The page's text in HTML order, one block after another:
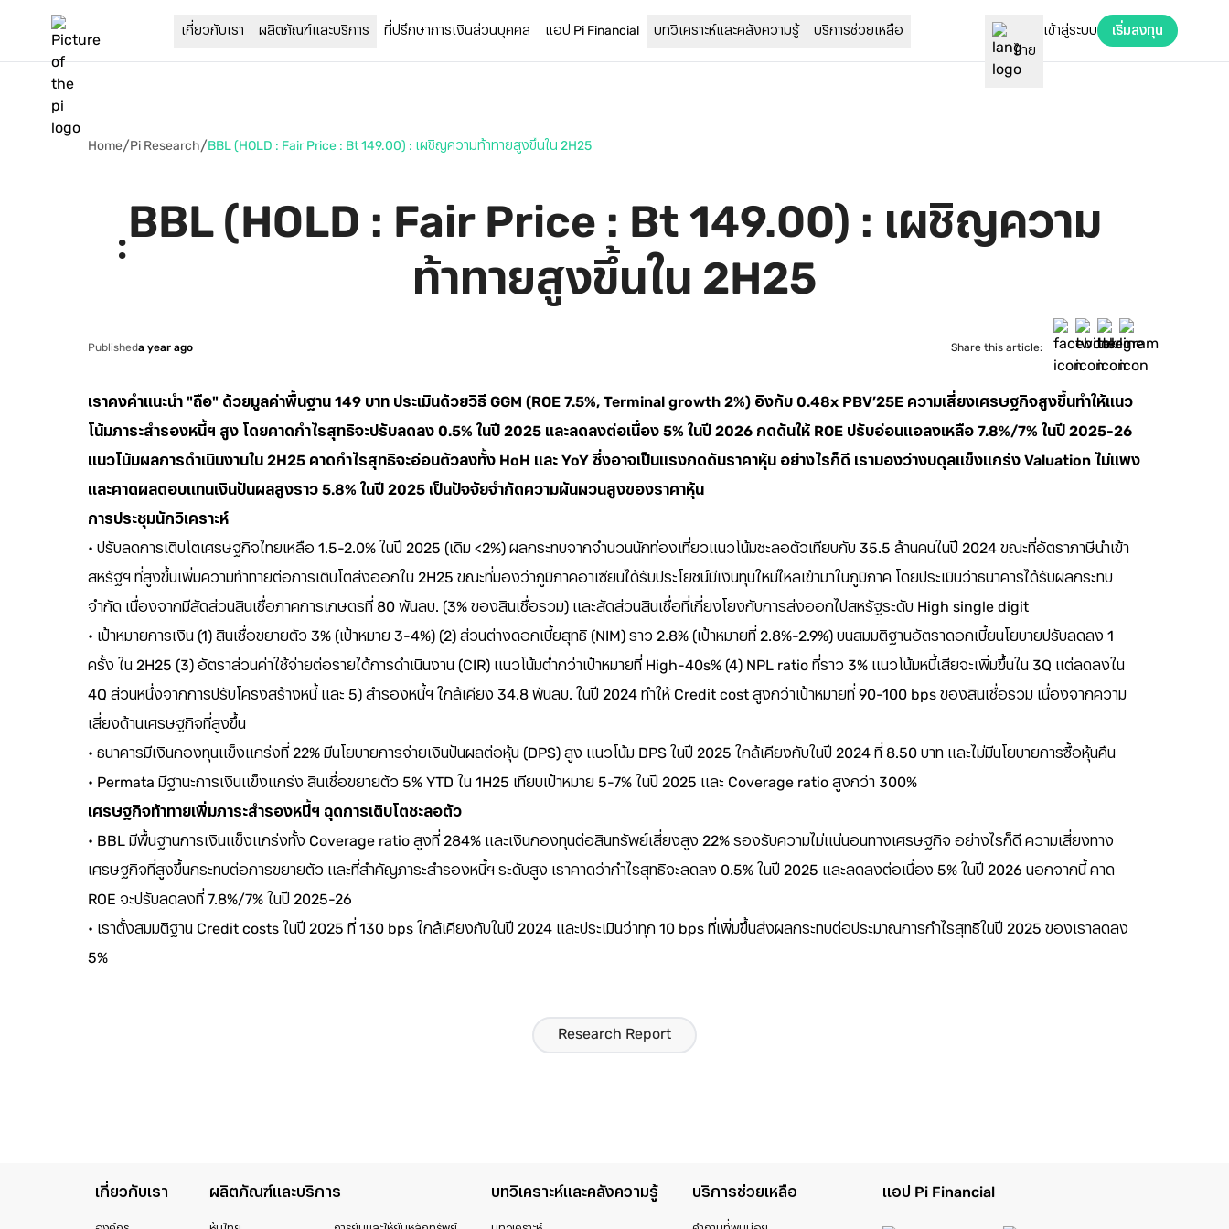
เกี่ยวกับเรา ผลิตภัณฑ์และบริการ ที่ปรึกษาการเงินส่วนบุคคล แอป Pi Financial บทวิเคราะห์และคลังความรู้
บริการช่วยเหลือ
ไทย
เข้าสู่ระบบ เริ่มลงทุน
Home/Pi Research/ฺฺBBL (HOLD : Fair Price : Bt 149.00) : เผชิญความท้าทายสูงขึ้นใน 2H25
ฺฺBBL (HOLD : Fair Price : Bt 149.00) : เผชิญความ
ท้าทายสูงขึ้นใน 2H25
Publisheda year ago Share this article:
เราคงคำแนะนำ "ถือ" ด้วยมูลค่าพื้นฐาน 149 บาท ประเมินด้วยวิธี GGM (ROE 7.5%, Terminal growth 2%) อิงกับ 0.48x PBV’25E ความเสี่ยงเศรษฐกิจสูงขึ้นทำให้แนว
โน้มภาระสำรองหนี้ฯ สูง โดยคาดกำไรสุทธิจะปรับลดลง 0.5% ในปี 2025 และลดลงต่อเนื่อง 5% ในปี 2026 กดดันให้ ROE ปรับอ่อนแอลงเหลือ 7.8%/7% ในปี 2025-26
แนวโน้มผลการดำเนินงานใน 2H25 คาดกำไรสุทธิจะอ่อนตัวลงทั้ง HoH และ YoY ซึ่งอาจเป็นแรงกดดันราคาหุ้น อย่างไรก็ดี เรามองว่างบดุลแข็งแกร่ง Valuation ไม่แพง
และคาดผลตอบแทนเงินปันผลสูงราว 5.8% ในปี 2025 เป็นปัจจัยจำกัดความผันผวนสูงของราคาหุ้น
การประชุมนักวิเคราะห์
• ปรับลดการเติบโตเศรษฐกิจไทยเหลือ 1.5-2.0% ในปี 2025 (เดิม <2%) ผลกระทบจากจำนวนนักท่องเที่ยวแนวโน้มชะลอตัวเทียบกับ 35.5 ล้านคนในปี 2024 ขณะที่อัตราภาษีนำเข้า
สหรัฐฯ ที่สูงขึ้นเพิ่มความท้าทายต่อการเติบโตส่งออกใน 2H25 ขณะที่มองว่าภูมิภาคอาเซียนได้รับประโยชน์มีเงินทุนใหม่ไหลเข้ามาในภูมิภาค โดยประเมินว่าธนาคารได้รับผลกระทบ
จำกัด เนื่องจากมีสัดส่วนสินเชื่อภาคการเกษตรที่ 80 พันลบ. (3% ของสินเชื่อรวม) และสัดส่วนสินเชื่อที่เกี่ยงโยงกับการส่งออกไปสหรัฐระดับ High single digit
• เป้าหมายการเงิน (1) สินเชื่อขยายตัว 3% (เป้าหมาย 3-4%) (2) ส่วนต่างดอกเบี้ยสุทธิ (NIM) ราว 2.8% (เป้าหมายที่ 2.8%-2.9%) บนสมมติฐานอัตราดอกเบี้ยนโยบายปรับลดลง 1
ครั้ง ใน 2H25 (3) อัตราส่วนค่าใช้จ่ายต่อรายได้การดำเนินงาน (CIR) แนวโน้มต่ำกว่าเป้าหมายที่ High-40s% (4) NPL ratio ที่ราว 3% แนวโน้มหนี้เสียจะเพิ่มขึ้นใน 3Q แต่ลดลงใน
4Q ส่วนหนึ่งจากการปรับโครงสร้างหนี้ และ 5) สำรองหนี้ฯ ใกล้เคียง 34.8 พันลบ. ในปี 2024 ทำให้ Credit cost สูงกว่าเป้าหมายที่ 90-100 bps ของสินเชื่อรวม เนื่องจากความ
เสี่ยงด้านเศรษฐกิจที่สูงขึ้น
• ธนาคารมีเงินกองทุนแข็งแกร่งที่ 22% มีนโยบายการจ่ายเงินปันผลต่อหุ้น (DPS) สูง แนวโน้ม DPS ในปี 2025 ใกล้เคียงกับในปี 2024 ที่ 8.50 บาท และไม่มีนโยบายการซื้อหุ้นคืน
• Permata มีฐานะการเงินแข็งแกร่ง สินเชื่อขยายตัว 5% YTD ใน 1H25 เทียบเป้าหมาย 5-7% ในปี 2025 และ Coverage ratio สูงกว่า 300%
เศรษฐกิจท้าทายเพิ่มภาระสำรองหนี้ฯ ฉุดการเติบโตชะลอตัว
• BBL มีพื้นฐานการเงินแข็งแกร่งทั้ง Coverage ratio สูงที่ 284% และเงินกองทุนต่อสินทรัพย์เสี่ยงสูง 22% รองรับความไม่แน่นอนทางเศรษฐกิจ อย่างไรก็ดี ความเสี่ยงทาง
เศรษฐกิจที่สูงขึ้นกระทบต่อการขยายตัว และที่สำคัญภาระสำรองหนี้ฯ ระดับสูง เราคาดว่ากำไรสุทธิจะลดลง 0.5% ในปี 2025 และลดลงต่อเนื่อง 5% ในปี 2026 นอกจากนี้ คาด
ROE จะปรับลดลงที่ 7.8%/7% ในปี 2025-26
• เราตั้งสมมติฐาน Credit costs ในปี 2025 ที่ 130 bps ใกล้เคียงกับในปี 2024 และประเมินว่าทุก 10 bps ที่เพิ่มขึ้นส่งผลกระทบต่อประมาณการกำไรสุทธิในปี 2025 ของเราลดลง
5%
Research Report
เกี่ยวกับเรา ผลิตภัณฑ์และบริการ บทวิเคราะห์และคลังความรู้ บริการช่วยเหลือ แอป Pi Financial